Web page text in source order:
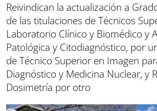
Reivindican la actualización a
de las titulaciones de Técnicos
Laboratorio Clínico y Biomédico y
Patológica y Citodiagnóstico, por
de Técnico Superior en Imagen
Diagnóstico y Medicina Nuclear, y
Dosimetría por otro